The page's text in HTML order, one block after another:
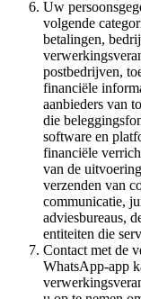
Uw
volgende
betalingen,
postbedrijven,
financiële
aanbieders van
die
software en
financiële
van de
verzenden van
communicatie,
adviesbureaus,
entiteiten die
Contact met de
WhatsApp-app